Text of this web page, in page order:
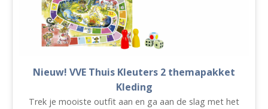
Nieuw! VVE Thuis Kleuters 2 themapakket
Kleding
Trek je mooiste outfit aan en ga aan de slag met het